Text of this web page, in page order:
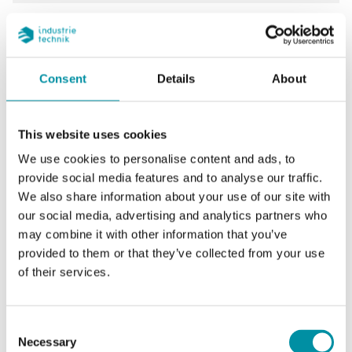
Consent Details About
This website uses cookies
We use cookies to personalise content and ads, to
provide social media features and to analyse our traffic.
We also share information about your use of our site with
our social media, advertising and analytics partners who
may combine it with other information that you’ve
provided to them or that they’ve collected from your use
of their services.
Selection
Necessary
Regolazione
setpoint
Dimensioni
esterne (LxAxP)
70x86x108 mm
Misura Temperatura
Certificazioni CE
Caratteristiche di Termostati da canale, IP54